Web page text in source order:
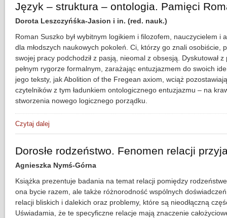
Język – struktura – ontologia. Pamięci
Dorota Leszczyńśka-Jasion i in. (red. nauk.)
Roman Suszko był wybitnym logikiem i filozofem, nauczycielem i
dla młodszych naukowych pokoleń. Ci, którzy go znali osobiście,
swojej pracy podchodził z pasją, nieomal z obsesją. Dyskutował z
pełnym rygorze formalnym, zarażając entuzjazmem do swoich
jego teksty, jak Abolition of the Fregean axiom, wciąż
czytelników z tym ładunkiem ontologicznego entuzjazmu – na
stworzenia nowego logicznego porządku.
Czytaj dalej
Dorosłe rodzeństwo. Fenomen relacji
Agnieszka Nymś-Górna
Książka prezentuje badania na temat relacji pomiędzy
ona bycie razem, ale także różnorodność wspólnych
relacji bliskich i dalekich oraz problemy, które są nieodłączną
Uświadamia, że te specyficzne relacje mają znaczenie